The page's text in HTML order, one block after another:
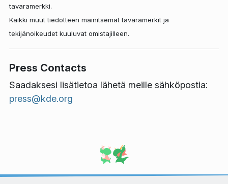
tavaramerkki.
Kaikki muut tiedotteen mainitsemat tavaramerkit ja
tekijänoikeudet kuuluvat omistajilleen.
Press Contacts
Saadaksesi lisätietoa lähetä meille sähköpostia:
press@kde.org